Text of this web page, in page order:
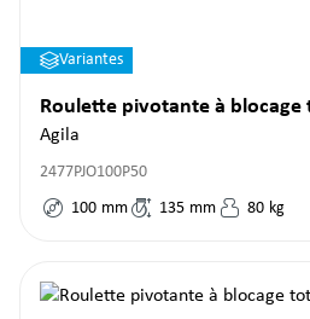
Variantes
Roulette pivotante à blocage
Agila
2477PJO100P50
100 mm 135 mm 80 kg